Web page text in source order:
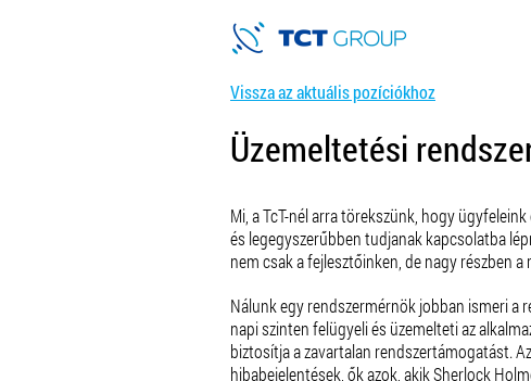
Vissza az aktuális pozíciókhoz
Üzemeltetési
Mi, a TcT-nél arra törekszünk, hogy
és legegyszerűbben tudjanak kapcsolatba
nem csak a fejlesztőinken, de nagy részben
Nálunk egy rendszermérnök jobban ismeri a
napi szinten felügyeli és üzemelteti az
biztosítja a zavartalan rendszertámogatást.
hibabejelentések, ők azok, akik Sherlock